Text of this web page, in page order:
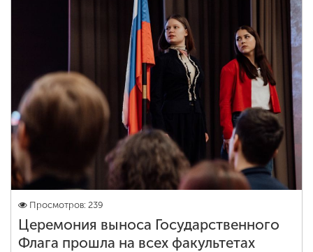
Просмотров: 239
Церемония выноса Государственного
Флага прошла на всех факультетах